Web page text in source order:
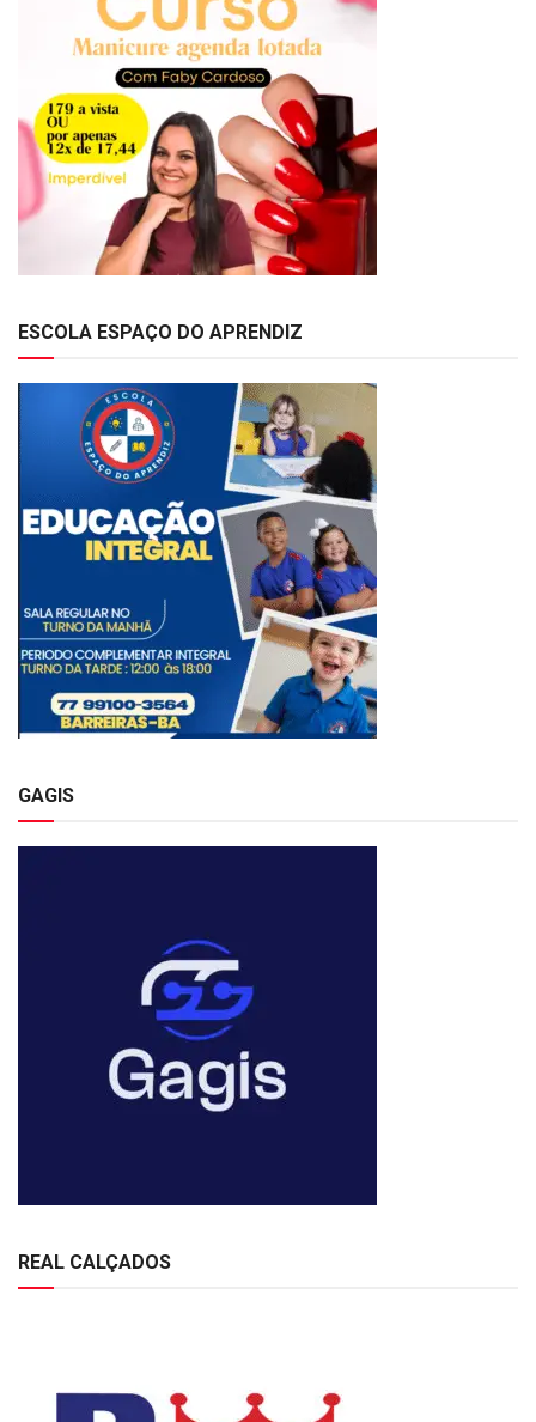
ESCOLA ESPAÇO DO APRENDIZ
GAGIS
REAL CALÇADOS